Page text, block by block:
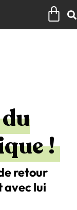
!
retour
avec lui